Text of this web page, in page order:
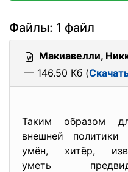
Файлы: 1 файл
Макиавелли,
— 146.50 Кб (
Таким образом
внешней политики
умён, хитёр,
уметь